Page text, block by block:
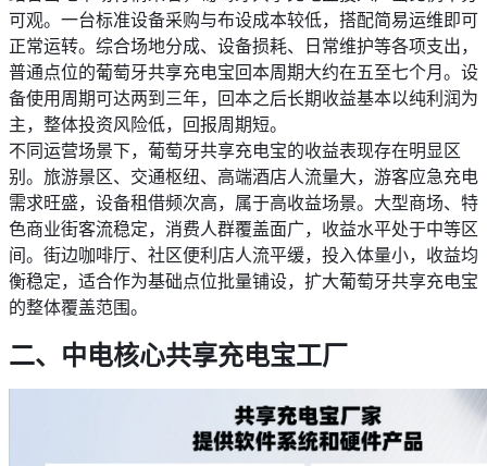
可观。一台标准设备采购与布设成本较低，搭配简易运维即可
正常运转。综合场地分成、设备损耗、日常维护等各项支出，
普通点位的葡萄牙共享充电宝回本周期大约在五至七个月。设
备使用周期可达两到三年，回本之后长期收益基本以纯利润为
主，整体投资风险低，回报周期短。
不同运营场景下，葡萄牙共享充电宝的收益表现存在明显区
别。旅游景区、交通枢纽、高端酒店人流量大，游客应急充电
需求旺盛，设备租借频次高，属于高收益场景。大型商场、特
色商业街客流稳定，消费人群覆盖面广，收益水平处于中等区
间。街边咖啡厅、社区便利店人流平缓，投入体量小，收益均
衡稳定，适合作为基础点位批量铺设，扩大葡萄牙共享充电宝
的整体覆盖范围。
二、中电核心共享充电宝工厂